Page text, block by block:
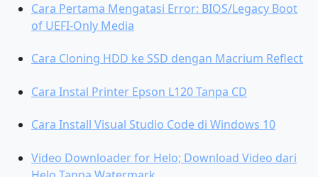
Cara Pertama Mengatasi Error: BIOS/Legacy Boot
of UEFI-Only Media
Cara Cloning HDD ke SSD dengan Macrium Reflect
Cara Instal Printer Epson L120 Tanpa CD
Cara Install Visual Studio Code di Windows 10
Video Downloader for Helo; Download Video dari